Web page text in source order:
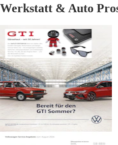
Werkstatt & Auto